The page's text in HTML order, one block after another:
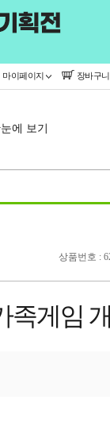
마이페이지 장바구니
에 보기
상품번호 :
족게임